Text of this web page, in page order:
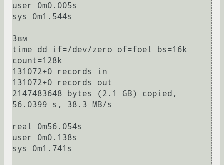
user 0m0.005s
sys 0m1.544s
3вм
time dd if=/dev/zero of=foel bs=16k
count=128k
131072+0 records in
131072+0 records out
2147483648 bytes (2.1 GB) copied,
56.0399 s, 38.3 MB/s
real 0m56.054s
user 0m0.138s
sys 0m1.741s